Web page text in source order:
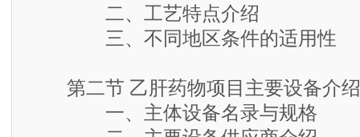
二、工艺特点介绍
三、不同地区条件的适用性
第二节 乙肝药物项目主要设备介绍
一、主体设备名录与规格